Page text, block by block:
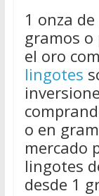
1 onza
gramos o
el oro
lingotes
o en
mercado
lingotes
desde 1